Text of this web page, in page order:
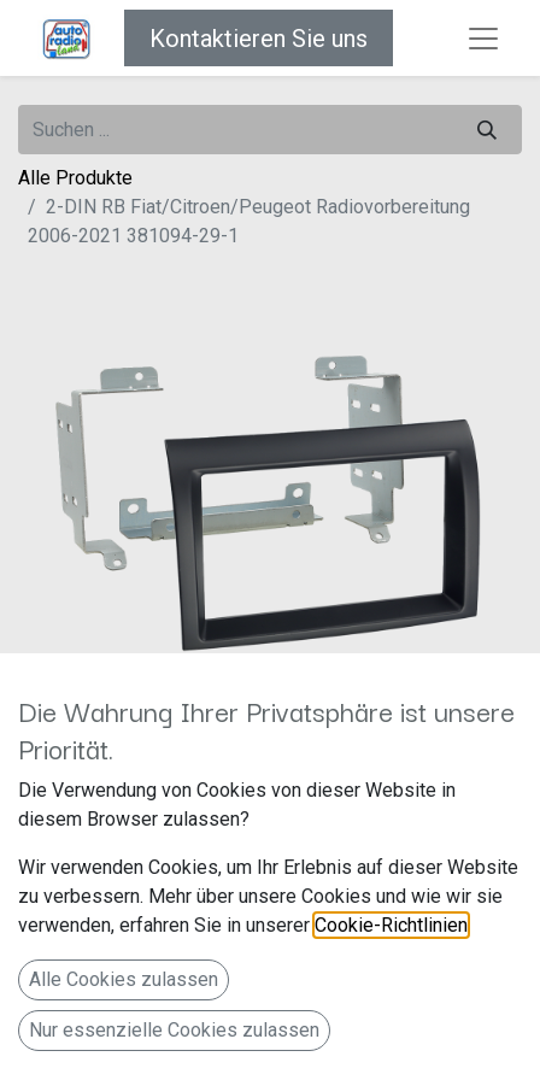
Kontaktieren Sie uns
Alle Produkte
2-DIN RB Fiat/Citroen/Peugeot Radiovorbereitung
2006-2021 381094-29-1
2-DIN RB Fiat/Citroen/Peugeot
Radiovorbereitung 2006-2021
381094-29-1
Artikelnummer: 381094-29-1
acv GmbH
Straßburger Allee 10-12
Die Wahrung Ihrer Privatsphäre ist unsere
Priorität.
Die Verwendung von Cookies von dieser Website in
diesem Browser zulassen?
Wir verwenden Cookies, um Ihr Erlebnis auf dieser Website
zu verbessern. Mehr über unsere Cookies und wie wir sie
verwenden, erfahren Sie in unserer Cookie-Richtlinien
Alle Cookies zulassen
Nur essenzielle Cookies zulassen